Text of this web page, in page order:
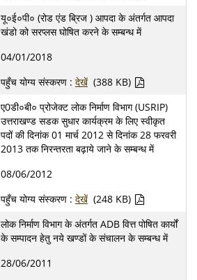
यू०ई०पी० (रोड एंड ब्रिज ) आपदा के अंतर्गत आपदा
खंडो को सरप्लस घोषित करने के सम्बन्ध में
04/01/2018
पहुँच योग्य संस्करण : देखें (388 KB)
ए0डी०बी० प्रोजेक्ट लोक निर्माण विभाग (USRIP)
उत्तराखण्ड सडक सुधार कार्यक्रम के लिए स्वीकृत
पदों की दिनांक 01 मार्च 2012 से दिनांक 28 फरवरी
2013 तक निरन्तरता बढ़ाये जाने के सम्बन्ध में
08/06/2012
पहुँच योग्य संस्करण : देखें (248 KB)
लोक निर्माण विभाग के अंतर्गत ADB वित्त पोषित कार्यों
के सम्पादन हेतु नये खण्डों के संचालन के सम्बन्ध में
28/06/2011